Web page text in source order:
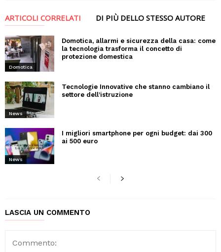
ARTICOLI CORRELATI DI PIÙ DELLO STESSO AUTORE
Domotica
Domotica, allarmi e sicurezza della casa: come
la tecnologia trasforma il concetto di
protezione domestica
News
Tecnologie Innovative che stanno cambiano il
settore dell’istruzione
News
I migliori smartphone per ogni budget: dai 300
ai 500 euro
LASCIA UN COMMENTO